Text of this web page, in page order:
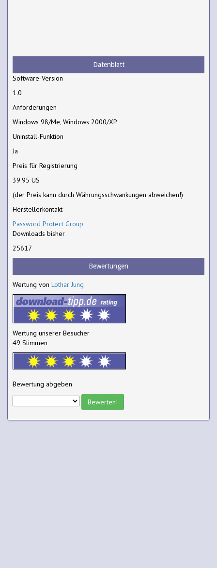
Datenblatt
Software-Version
1.0
Anforderungen
Windows 98/Me, Windows 2000/XP
Uninstall-Funktion
Ja
Preis für Registrierung
39.95 US
(der Preis kann durch Währungsschwankungen abweichen!)
Herstellerkontakt
Password Protect Group
Downloads bisher
25617
Bewertungen
Wertung von Lothar Jung
Wertung unserer Besucher
49 Stimmen
Bewertung abgeben